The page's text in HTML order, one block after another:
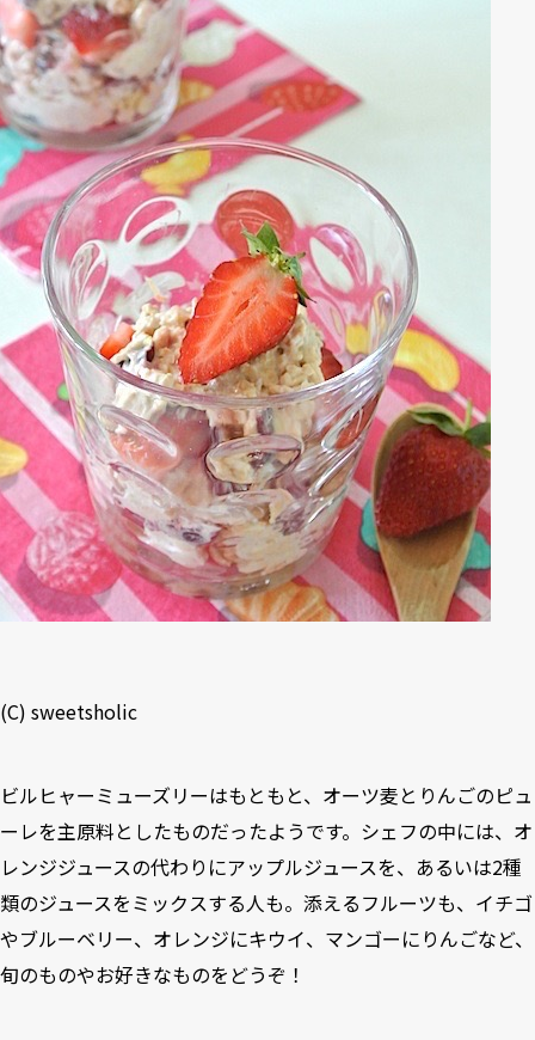
(C) sweetsholic
ビルヒャーミューズリーはもともと、オーツ麦とりんごのピュ
ーレを主原料としたものだったようです。シェフの中には、オ
レンジジュースの代わりにアップルジュースを、あるいは2種
類のジュースをミックスする人も。添えるフルーツも、イチゴ
やブルーベリー、オレンジにキウイ、マンゴーにりんごなど、
旬のものやお好きなものをどうぞ！